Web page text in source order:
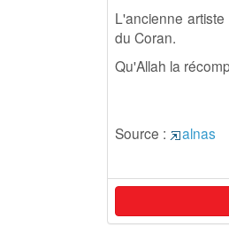
L'ancienne
du Coran.
Qu'Allah la
Source : alnas